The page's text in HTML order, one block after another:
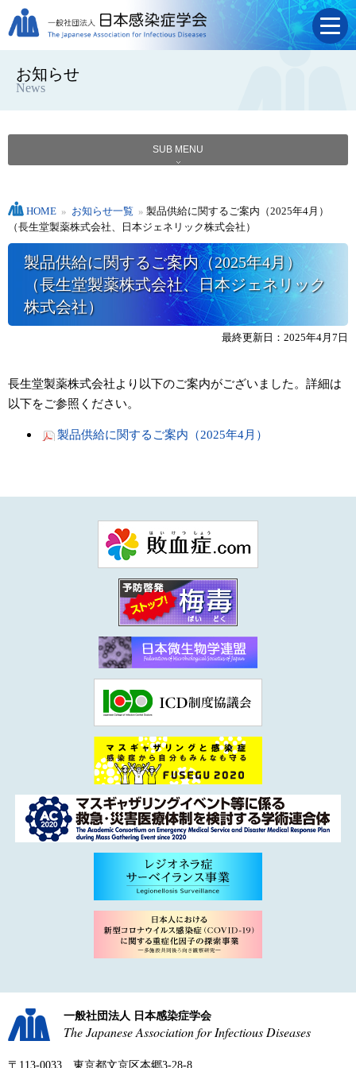
お知らせ
News
SUB MENU
HOME » お知らせ一覧 » 製品供給に関するご案内（2025年4月）
（長生堂製薬株式会社、日本ジェネリック株式会社）
製品供給に関するご案内（2025年4月）
（長生堂製薬株式会社、日本ジェネリック
株式会社）
最終更新日：2025年4月7日
長生堂製薬株式会社より以下のご案内がございました。詳細は
以下をご参照ください。
製品供給に関するご案内（2025年4月）
一般社団法人 日本感染症学会
The Japanese Association for Infectious Diseases
〒113-0033 東京都文京区本郷3-28-8